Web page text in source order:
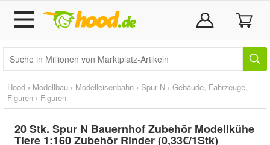
Hood › Modellbau › Modelleisenbahn › Spur N › Gebäude, Fahrzeuge,
Figuren › Figuren
20 Stk. Spur N Bauernhof Zubehör Modellkühe
Tiere 1:160 Zubehör Rinder (0,33€/1Stk)